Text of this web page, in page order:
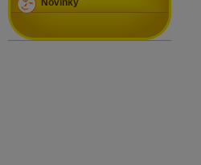
Novinky